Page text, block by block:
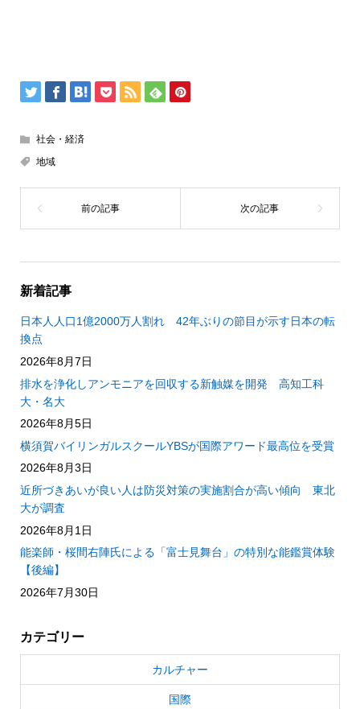
社会・経済
地域
新着記事
日本人人口1億2000万人割れ 42年ぶりの節目が示す日本の転
換点
2026年8月7日
排水を浄化しアンモニアを回収する新触媒を開発 高知工科
大・名大
2026年8月5日
横須賀バイリンガルスクールYBSが国際アワード最高位を受賞
2026年8月3日
近所づきあいが良い人は防災対策の実施割合が高い傾向 東北
大が調査
2026年8月1日
能楽師・桜間右陣氏による「富士見舞台」の特別な能鑑賞体験
【後編】
2026年7月30日
カテゴリー
カルチャー
国際